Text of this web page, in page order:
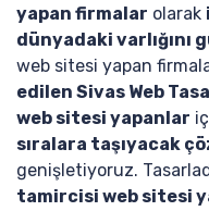
yapan firmalar olarak
dünyadaki varlığını
web sitesi yapan
edilen Sivas Web
web sitesi yapanlar
sıralara taşıyacak
genişletiyoruz.
tamircisi web sitesi